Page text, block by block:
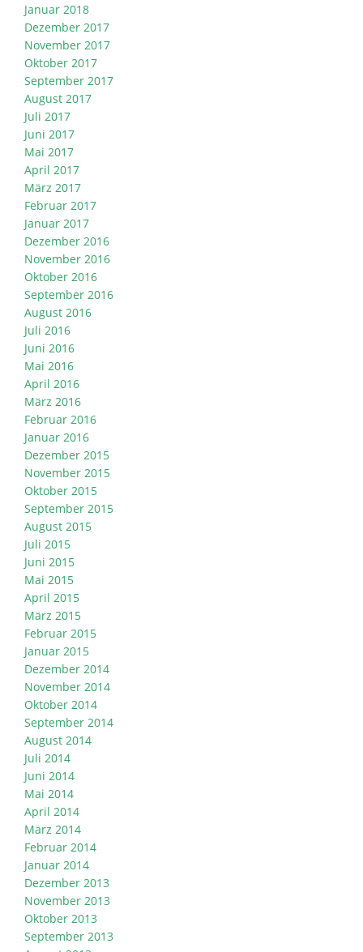
Januar 2018
Dezember 2017
November 2017
Oktober 2017
September 2017
August 2017
Juli 2017
Juni 2017
Mai 2017
April 2017
März 2017
Februar 2017
Januar 2017
Dezember 2016
November 2016
Oktober 2016
September 2016
August 2016
Juli 2016
Juni 2016
Mai 2016
April 2016
März 2016
Februar 2016
Januar 2016
Dezember 2015
November 2015
Oktober 2015
September 2015
August 2015
Juli 2015
Juni 2015
Mai 2015
April 2015
März 2015
Februar 2015
Januar 2015
Dezember 2014
November 2014
Oktober 2014
September 2014
August 2014
Juli 2014
Juni 2014
Mai 2014
April 2014
März 2014
Februar 2014
Januar 2014
Dezember 2013
November 2013
Oktober 2013
September 2013